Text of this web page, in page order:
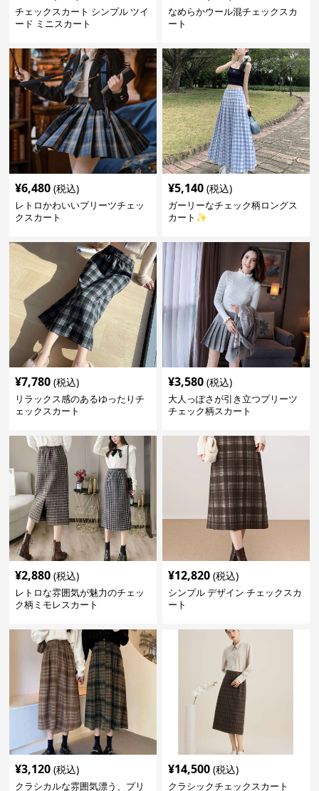
チェックスカート シンプル ツイ
ード ミニスカート
なめらかウール混チェックスカ
ート
¥6,480 (税込)
レトロかわいいプリーツチェッ
クスカート
¥5,140 (税込)
ガーリーなチェック柄ロングス
カート✨
¥7,780 (税込)
リラックス感のあるゆったりチ
ェックスカート
¥3,580 (税込)
大人っぽさが引き立つプリーツ
チェック柄スカート
¥2,880 (税込)
レトロな雰囲気が魅力のチェッ
ク柄ミモレスカート
¥12,820 (税込)
シンプル デザイン チェックスカ
ート
¥3,120 (税込)
クラシカルな雰囲気漂う、プリ
¥14,500 (税込)
クラシックチェックスカート